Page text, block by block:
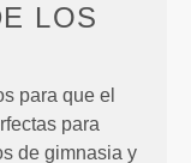
LOS
para que el
para
de gimnasia y